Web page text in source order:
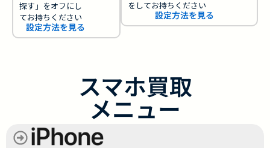
探す」をオフにし
てお持ちください
設定方法を見る
をしてお持ちください
設定方法を見る
スマホ買取
メニュー